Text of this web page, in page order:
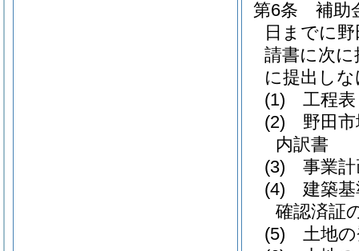
第6条
補助
日までに
請書に次
に提出し
(1)
工程表
(2)
野田
内訳書
(3)
事業
(4)
建築
確認済証
(5)
土地